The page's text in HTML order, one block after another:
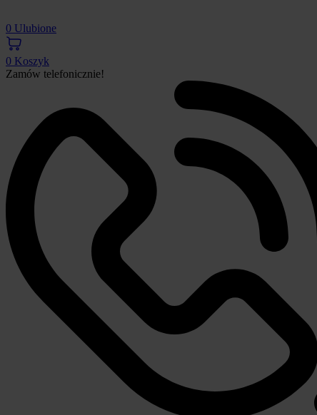
0 Ulubione
0 Koszyk
Zamów telefonicznie!